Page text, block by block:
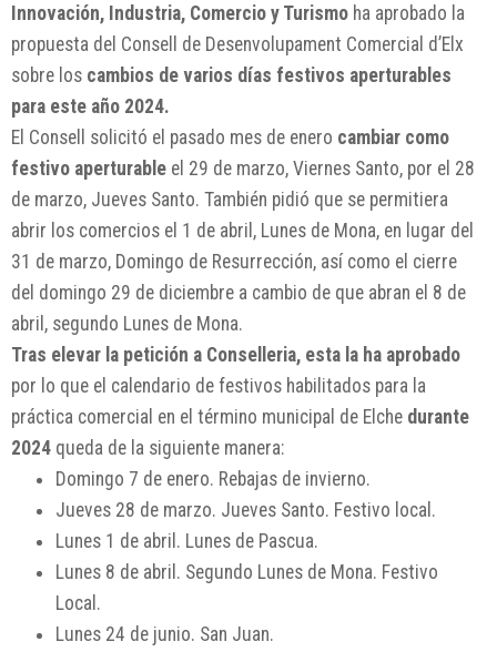
Innovación, Industria, Comercio y Turismo ha aprobado la
propuesta del Consell de Desenvolupament Comercial d’Elx
sobre los cambios de varios días festivos aperturables
para este año 2024.
El Consell solicitó el pasado mes de enero cambiar como
festivo aperturable el 29 de marzo, Viernes Santo, por el 28
de marzo, Jueves Santo. También pidió que se permitiera
abrir los comercios el 1 de abril, Lunes de Mona, en lugar del
31 de marzo, Domingo de Resurrección, así como el cierre
del domingo 29 de diciembre a cambio de que abran el 8 de
abril, segundo Lunes de Mona.
Tras elevar la petición a Conselleria, esta la ha aprobado
por lo que el calendario de festivos habilitados para la
práctica comercial en el término municipal de Elche durante
2024 queda de la siguiente manera:
Domingo 7 de enero. Rebajas de invierno.
Jueves 28 de marzo. Jueves Santo. Festivo local.
Lunes 1 de abril. Lunes de Pascua.
Lunes 8 de abril. Segundo Lunes de Mona. Festivo
Local.
Lunes 24 de junio. San Juan.